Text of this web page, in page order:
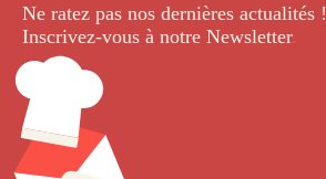
Ne ratez pas nos dernières actualités !
Inscrivez-vous à notre Newsletter.